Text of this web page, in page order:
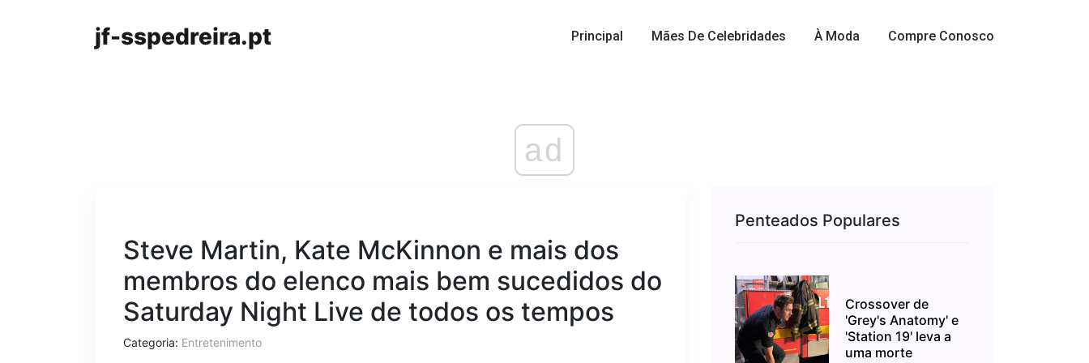
jf-sspedreira.pt Principal Mães De Celebridades À Moda Compre Conosco
ad
Steve Martin, Kate McKinnon e mais dos
membros do elenco mais bem sucedidos do
Saturday Night Live de todos os tempos
Categoria: Entretenimento
Penteados Populares
Crossover de
'Grey's Anatomy' e
'Station 19' leva a
uma morte